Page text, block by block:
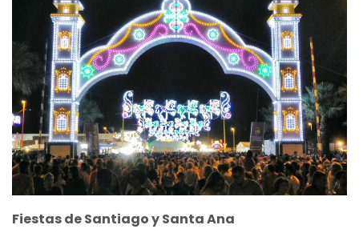
Fiestas de Santiago y Santa Ana